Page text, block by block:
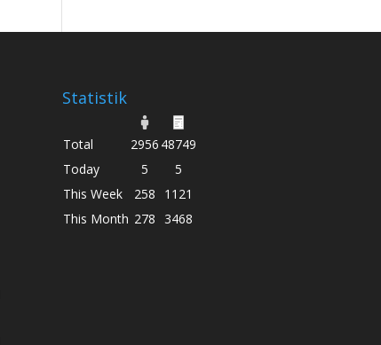
Statistik
Total 2956 48749
Today
5
5
This Week
258
1121
This Month 278 3468